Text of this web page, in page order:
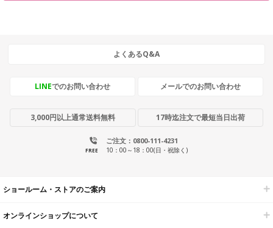
よくあるQ&A
LINEでのお問い合わせ メールでのお問い合わせ
3,000円以上通常送料無料 17時迄注文で最短当日出荷
ご注文：0800-111-4231
FREE 10：00～18：00(日・祝除く)
ショールーム・ストアのご案内
オンラインショップについて